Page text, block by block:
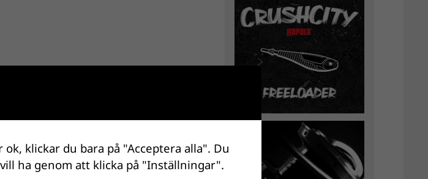
klickar du bara på "Acceptera alla". Du
ha genom att klicka på "Inställningar".